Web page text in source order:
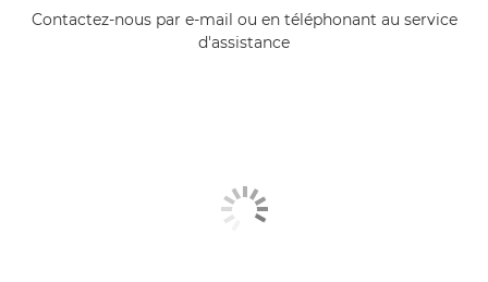
Contactez-nous par e-mail ou en téléphonant au service
d'assistance